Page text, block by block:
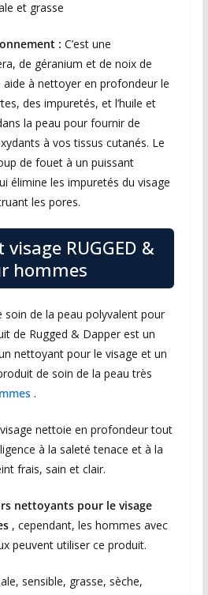
et grasse
: C’est une
de géranium et de noix de
à nettoyer en profondeur le
des impuretés, et l’huile et
la peau pour fournir de
à vos tissus cutanés. Le
de fouet à un puissant
élimine les impuretés du visage
les pores.
RUGGED &
hommes
soin de la peau polyvalent pour
de Rugged & Dapper est un
nettoyant pour le visage et un
de soin de la peau très
.
nettoie en profondeur tout
à la saleté tenace et à la
frais, sain et clair.
nettoyants pour le visage
, cependant, les hommes avec
peuvent utiliser ce produit.
sensible, grasse, sèche,